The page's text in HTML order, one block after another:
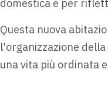
domestica e per
Questa nuova
l'organizzazione
una vita più ordinata